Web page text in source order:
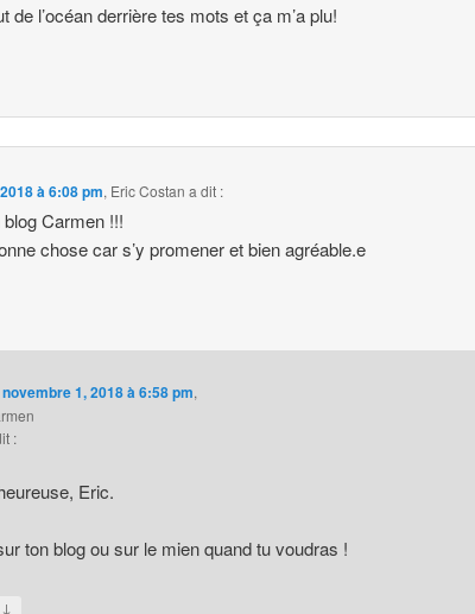
de l’océan derrière tes mots et ça m’a plu!
à 6:08 pm, Eric Costan a dit :
blog Carmen !!!
chose car s’y promener et bien agréable.e
novembre 1, 2018 à 6:58 pm,
:
Eric.
ton blog ou sur le mien quand tu voudras !
↓